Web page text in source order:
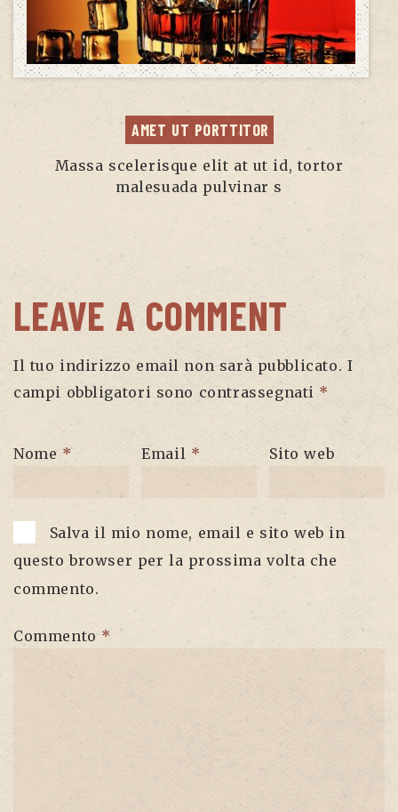
AMET UT PORTTITOR
Massa scelerisque elit at ut id, tortor
malesuada pulvinar s
LEAVE A COMMENT
Il tuo indirizzo email non sarà pubblicato. I
campi obbligatori sono contrassegnati *
Nome * Email * Sito web
Salva il mio nome, email e sito web in
questo browser per la prossima volta che
commento.
Commento *